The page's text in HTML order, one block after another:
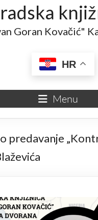
Goran Kovačić"
HR
Menu
predavanje